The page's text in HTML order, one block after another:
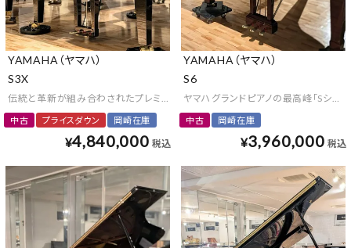
YAMAHA（ヤマハ）
S3X
伝統と革新が組み合わされたプレミアム・ピアノ
中古 プライスダウン 岡崎在庫
¥4,840,000 税込
YAMAHA（ヤマハ）
S6
ヤマハグランドピアノの最高峰「Sシリー
中古 岡崎在庫
¥3,960,000 税込